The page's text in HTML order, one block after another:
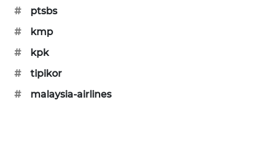
#
ptsbs
#
kmp
#
kpk
#
tipikor
#
malaysia-airlines
TAMBANG
SITUNGIR
NEWS